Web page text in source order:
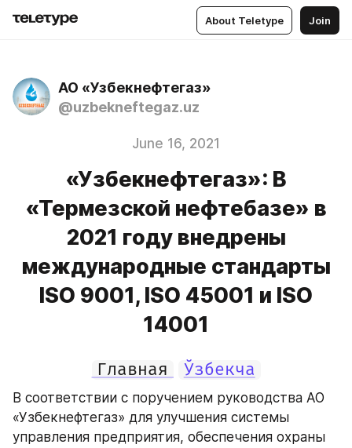
About Teletype Join
АО «Узбекнефтегаз»
@uzbekneftegaz.uz
June 16, 2021
«Узбекнефтегаз»: В
«Термезской нефтебазе» в
2021 году внедрены
международные стандарты
ISO 9001, ISO 45001 и ISO
14001
Главная Ўзбекча
В соответствии с поручением руководства АО
«Узбекнефтегаз» для улучшения системы
управления предприятия, обеспечения охраны